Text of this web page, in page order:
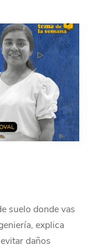
suelo donde vas
explica
daños